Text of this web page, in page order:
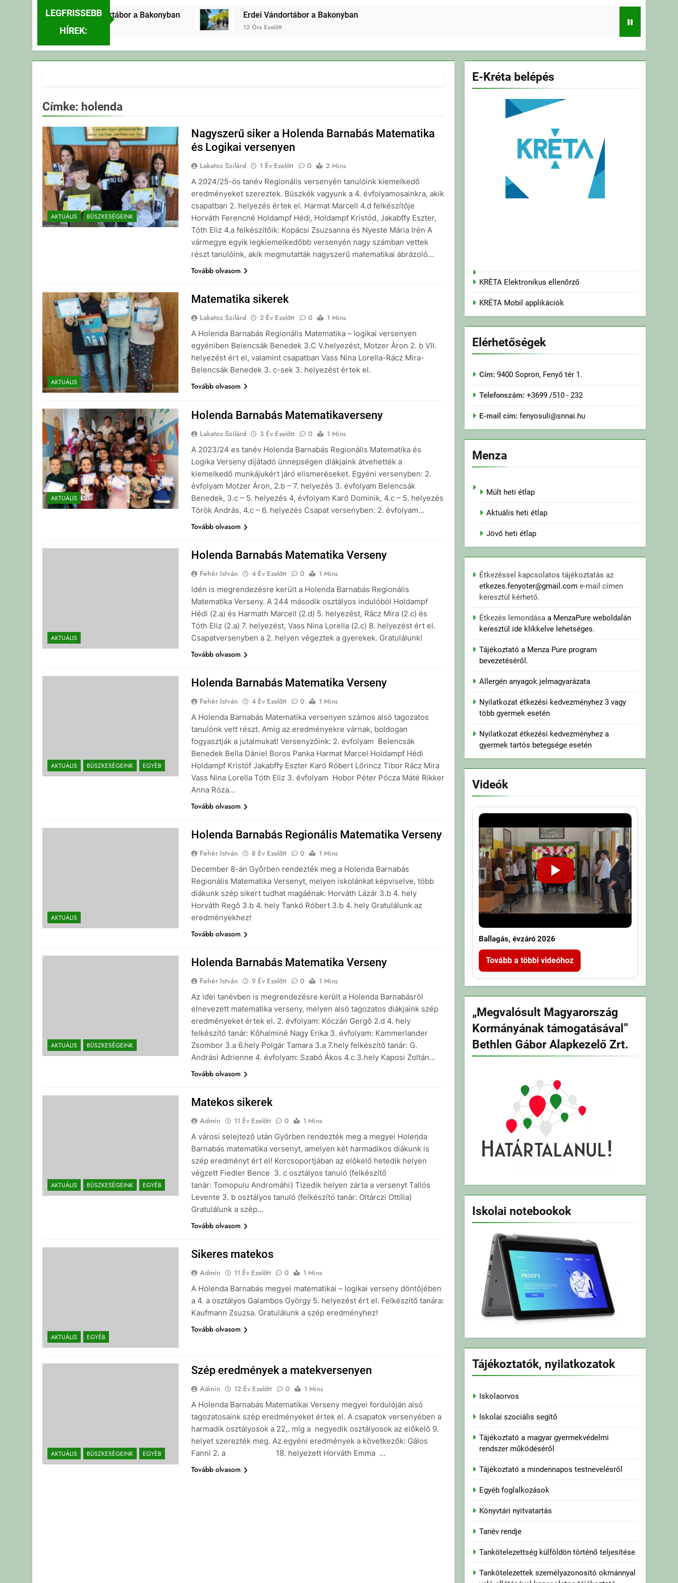
LEGFRISSEBB
HÍREK:
Erdei Vándortábor a Bakonyban
12 Óra Ezelőtt
Erdei Vándortábor a Bakonyban
12 Óra Ezelőtt
Címke: holenda
AKTUÁLIS BÜSZKESÉGEINK
Nagyszerű siker a Holenda Barnabás Matematika
és Logikai versenyen
Lakatos Szilárd 1 Év Ezelőtt 0
2 Mins
A 2024/25-ös tanév Regionális versenyén tanulóink kiemelkedő
eredményeket szereztek. Büszkék vagyunk a 4. évfolyamosainkra, akik
csapatban 2. helyezés értek el. Harmat Marcell 4.d felkészítője
Horváth Ferencné Holdampf Hédi, Holdampf Kristód, Jakabffy Eszter,
Tóth Eliz 4.a felkészítőik: Kopácsi Zsuzsanna és Nyeste Mária Irén A
vármegye egyik legkiemelkedőbb versenyén nagy számban vettek
részt tanulóink, akik megmutatták nagyszerű matematikai ábrázoló…
Tovább olvasom
AKTUÁLIS
Matematika sikerek
Lakatos Szilárd 2 Év Ezelőtt 0
1 Mins
A Holenda Barnabás Regionális Matematika – logikai versenyen
egyéniben Belencsák Benedek 3.C V.helyezést, Motzer Àron 2. b VII.
helyezést ért el, valamint csapatban Vass Nina Lorella-Rácz Mira-
Belencsák Benedek 3. c-sek 3. helyezést értek el.
Tovább olvasom
AKTUÁLIS
Holenda Barnabás Matematikaverseny
Lakatos Szilárd 3 Év Ezelőtt 0
1 Mins
A 2023/24 es tanév Holenda Barnabás Regionális Matematika és
Logika Verseny díjátadó ünnepségen diákjaink átvehették a
kiemelkedő munkájukért járó elismeréseket. Egyéni versenyben: 2.
évfolyam Motzer Áron, 2.b – 7. helyezés 3. évfolyam Belencsák
Benedek, 3.c – 5. helyezés 4, évfolyam Karó Dominik, 4.c – 5. helyezés
Török András, 4.c – 6. helyezés Csapat versenyben: 2. évfolyam…
Tovább olvasom
AKTUÁLIS
Holenda Barnabás Matematika Verseny
Fehér István 4 Év Ezelőtt 0
1 Mins
Idén is megrendezésre került a Holenda Barnabás Regionális
Matematika Verseny. A 244 második osztályos indulóból Holdampf
Hédi (2.a) és Harmath Marcell (2.d) 5. helyezést, Rácz Mira (2.c) és
Tóth Eliz (2.a) 7. helyezést, Vass Nina Lorella (2.c) 8. helyezést ért el.
Csapatversenyben a 2. helyen végeztek a gyerekek. Gratulálunk!
Tovább olvasom
AKTUÁLIS BÜSZKESÉGEINK EGYÉB
Holenda Barnabás Matematika Verseny
Fehér István 4 Év Ezelőtt 0
1 Mins
A Holenda Barnabás Matematika versenyen számos alsó tagozatos
tanulónk vett részt. Amíg az eredményekre várnak, boldogan
fogyasztják a jutalmukat! Versenyzőink: 2. évfolyam Belencsák
Benedek Bella Dániel Boros Panka Harmat Marcel Holdampf Hédi
Holdampf Kristóf Jakabffy Eszter Karó Róbert Lőrincz Tibor Rácz Mira
Vass Nina Lorella Tóth Eliz 3. évfolyam Hobor Péter Pócza Máté Rikker
Anna Róza…
Tovább olvasom
AKTUÁLIS
Holenda Barnabás Regionális Matematika Verseny
Fehér István 8 Év Ezelőtt 0
1 Mins
December 8-án Győrben rendezték meg a Holenda Barnabás
Regionális Matematika Versenyt, melyen iskolánkat képviselve, több
diákunk szép sikert tudhat magáénak: Horváth Lázár 3.b 4. hely
Horváth Regő 3.b 4. hely Tankó Róbert 3.b 4. hely Gratulálunk az
eredményekhez!
Tovább olvasom
AKTUÁLIS BÜSZKESÉGEINK
Holenda Barnabás Matematika Verseny
Fehér István 9 Év Ezelőtt 0
1 Mins
Az idei tanévben is megrendezésre került a Holenda Barnabásról
elnevezett matematika verseny, melyen alsó tagozatos diákjaink szép
eredményeket értek el. 2. évfolyam: Kóczán Gergő 2.d 4. hely
felkészítő tanár: Kőhalminé Nagy Erika 3. évfolyam: Kammerlander
Zsombor 3.a 6.hely Polgár Tamara 3.a 7.hely felkészítő tanár: G.
Andrási Adrienne 4. évfolyam: Szabó Ákos 4.c 3.hely Kaposi Zoltán…
Tovább olvasom
AKTUÁLIS BÜSZKESÉGEINK EGYÉB
Matekos sikerek
Admin 11 Év Ezelőtt 0
1 Mins
A városi selejtező után Győrben rendezték meg a megyei Holenda
Barnabás matematika versenyt, amelyen két harmadikos diákunk is
szép eredményt ért el! Korcsoportjában az előkelő hetedik helyen
végzett Fiedler Bence 3. c osztályos tanuló (felkészítő
tanár: Tomopulu Andromáhi) Tizedik helyen zárta a versenyt Tallós
Levente 3. b osztályos tanuló (felkészító tanár: Oltárczi Ottília)
Gratulálunk a szép…
Tovább olvasom
AKTUÁLIS EGYÉB
Sikeres matekos
Admin 11 Év Ezelőtt 0
1 Mins
A Holenda Barnabás megyei matematikai – logikai verseny döntőjében
a 4. a osztályos Galambos György 5. helyezést ért el. Felkészítő tanára:
Kaufmann Zsuzsa. Gratulálunk a szép eredményhez!
Tovább olvasom
AKTUÁLIS BÜSZKESÉGEINK EGYÉB
Szép eredmények a matekversenyen
Admin 12 Év Ezelőtt 0
1 Mins
A Holenda Barnabás Matematikai Verseny megyei fordulóján alsó
tagozatosaink szép eredményeket értek el. A csapatok versenyében a
harmadik osztályosok a 22,. míg a negyedik osztályosok az előkelő 9.
helyet szerezték meg. Az egyéni eredmények a következők: Gálos
Fanni 2. a 18. helyezett Horváth Emma …
Tovább olvasom
E-Kréta belépés
KRÉTA Elektronikus ellenőrző
KRÉTA Mobil applikációk
Elérhetőségek
Cím: 9400 Sopron, Fenyő tér 1.
Telefonszám: +3699 /510 - 232
E-mail cím: fenyosuli@snnai.hu
Menza
Múlt heti étlap
Aktuális heti étlap
Jövő heti étlap
Étkezéssel kapcsolatos tájékoztatás az
etkezes.fenyoter@gmail.come-mail címen
keresztül kérhető.
Étkezés lemondásaa MenzaPure weboldalán
keresztül ide klikkelve lehetséges.
Tájékoztató a Menza Pure program
bevezetéséről.
Allergén anyagok jelmagyarázata
Nyilatkozat étkezési kedvezményhez 3 vagy
több gyermek esetén
Nyilatkozat étkezési kedvezményhez a
gyermek tartós betegsége esetén
Videók
Ballagás, évzáró 2026
Tovább a többi videóhoz
„Megvalósult Magyarország
Kormányának támogatásával”
Bethlen Gábor Alapkezelő Zrt.
Iskolai notebookok
Tájékoztatók, nyilatkozatok
Iskolaorvos
Iskolai szociális segítő
Tájékoztató a magyar gyermekvédelmi
rendszer működéséről
Tájékoztató a mindennapos testnevelésről
Egyéb foglalkozások
Könyvtári nyitvatartás
Tanév rendje
Tankötelezettség külföldön történő teljesítése
Tankötelezettek személyazonosító okmánnyal